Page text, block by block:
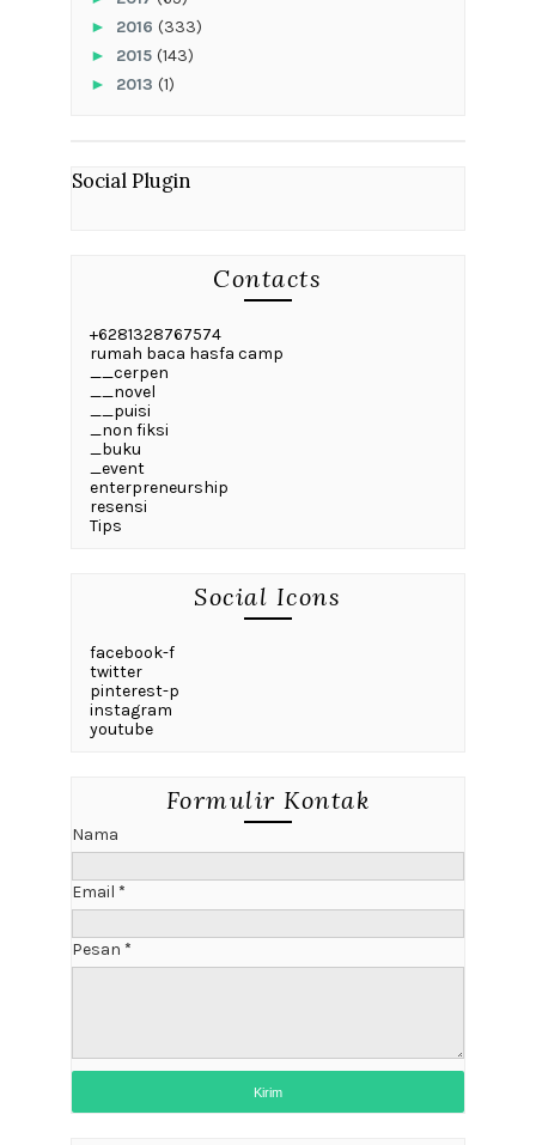
► 2016 (333)
► 2015 (143)
► 2013 (1)
Social Plugin
Contacts
+6281328767574
rumah baca hasfa camp
__cerpen
__novel
__puisi
_non fiksi
_buku
_event
enterpreneurship
resensi
Tips
Social Icons
facebook-f
twitter
pinterest-p
instagram
youtube
Formulir Kontak
Nama
Email *
Pesan *